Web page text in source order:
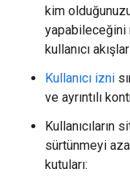
kim
yapabileceğini
kullanıcı
Kullanıcı izni
ve ayrıntılı
Kullanıcıların
sürtünmeyi
kutuları: